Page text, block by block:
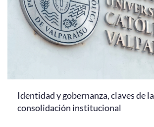
Identidad y gobernanza, claves de la
consolidación institucional